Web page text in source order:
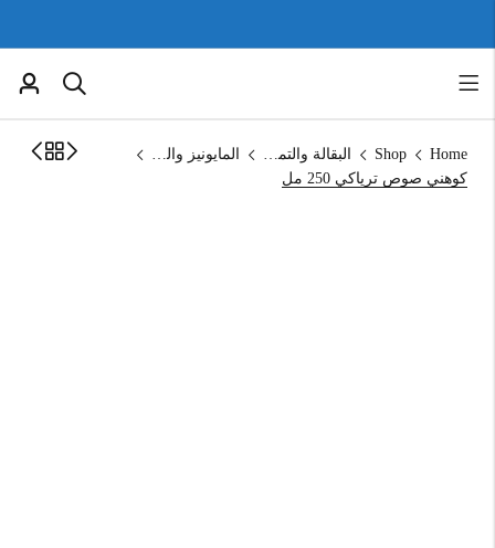
Home
Shop البقالة والتموين
المايونيز والكاتشب
كوهني صوص ترياكي 250 مل